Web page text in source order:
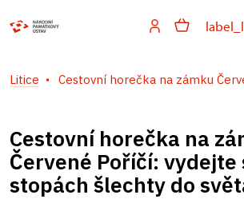
Litice Cestovní horečka na zámku
Cestovní horečka na
Červené Poříčí: vydejte
stopách šlechty do